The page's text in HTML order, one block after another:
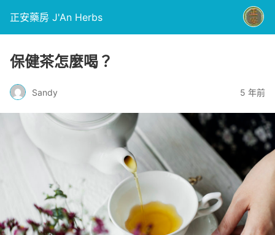
正安藥房 J'An Herbs
保健茶怎麼喝？
Sandy 5 年前